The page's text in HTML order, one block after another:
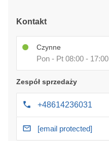
Kontakt
Czynne
Pon - Pt 08:00 - 17:00
Zespół sprzedaży
+48614236031
[email protected]